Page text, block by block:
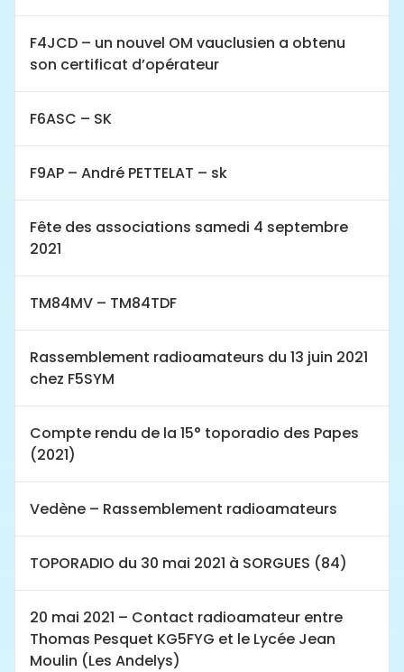
F4JCD – un nouvel OM vauclusien a obtenu
son certificat d’opérateur
F6ASC – SK
F9AP – André PETTELAT – sk
Fête des associations samedi 4 septembre
2021
TM84MV – TM84TDF
Rassemblement radioamateurs du 13 juin 2021
chez F5SYM
Compte rendu de la 15° toporadio des Papes
(2021)
Vedène – Rassemblement radioamateurs
TOPORADIO du 30 mai 2021 à SORGUES (84)
20 mai 2021 – Contact radioamateur entre
Thomas Pesquet KG5FYG et le Lycée Jean
Moulin (Les Andelys)